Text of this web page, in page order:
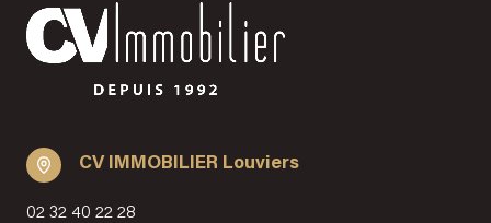
CV IMMOBILIER Louviers
02 32 40 22 28